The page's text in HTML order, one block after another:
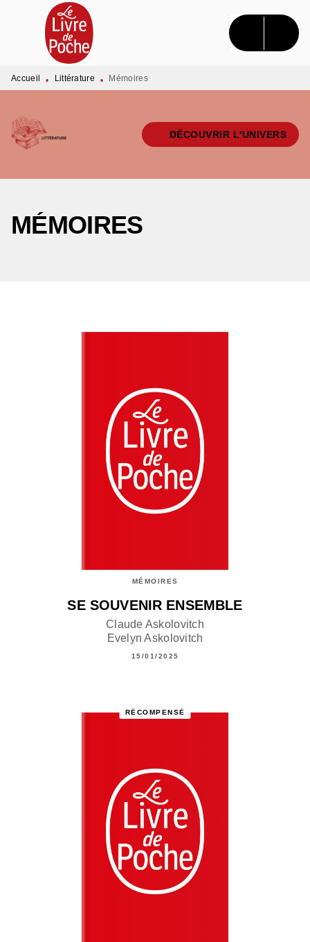
MENU RECHERCHE CONTENU
PIED DE PAGE
Accueil • Littérature • Mémoires
DÉCOUVRIR L'UNIVERS
MÉMOIRES
MÉMOIRES
SE SOUVENIR ENSEMBLE
Claude Askolovitch
Evelyn Askolovitch
15/01/2025
RÉCOMPENSÉ